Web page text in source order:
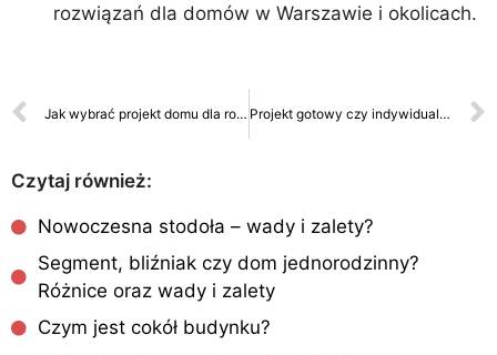
rozwiązań dla domów w Warszawie i okolicach.
Jak wybrać projekt domu dla rodziny? Projekt gotowy czy indywidualny – co lepsze?
Czytaj również:
Nowoczesna stodoła – wady i zalety?
Segment, bliźniak czy dom jednorodzinny?
Różnice oraz wady i zalety
Czym jest cokół budynku?